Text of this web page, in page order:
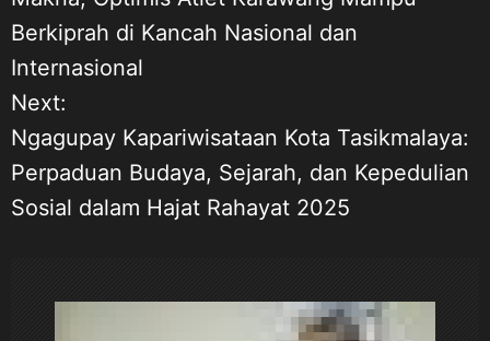
i
g
a
s
Berkiprah di Kancah Nasional dan
Internasional
Next:
Ngagupay Kapariwisataan Kota Tasikmalaya:
Perpaduan Budaya, Sejarah, dan Kepedulian
Sosial dalam Hajat Rahayat 2025